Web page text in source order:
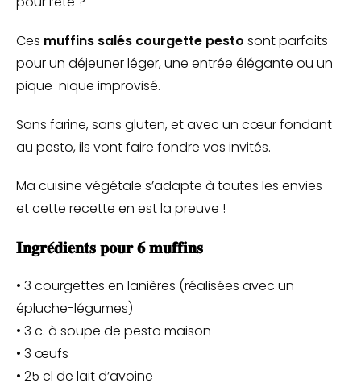
Ces muffins salés courgette pesto sont parfaits
pour un déjeuner léger, une entrée élégante ou un
pique-nique improvisé.
Sans farine, sans gluten, et avec un cœur fondant
au pesto, ils vont faire fondre vos invités.
Ma cuisine végétale s’adapte à toutes les envies –
et cette recette en est la preuve !
𝐈𝐧𝐠𝐫𝐞́𝐝𝐢𝐞𝐧𝐭𝐬 𝐩𝐨𝐮𝐫 𝟔 𝐦𝐮𝐟𝐟𝐢𝐧𝐬
• 3 courgettes en lanières (réalisées avec un
épluche-légumes)
• 3 c. à soupe de pesto maison
• 3 œufs
• 25 cl de lait d’avoine